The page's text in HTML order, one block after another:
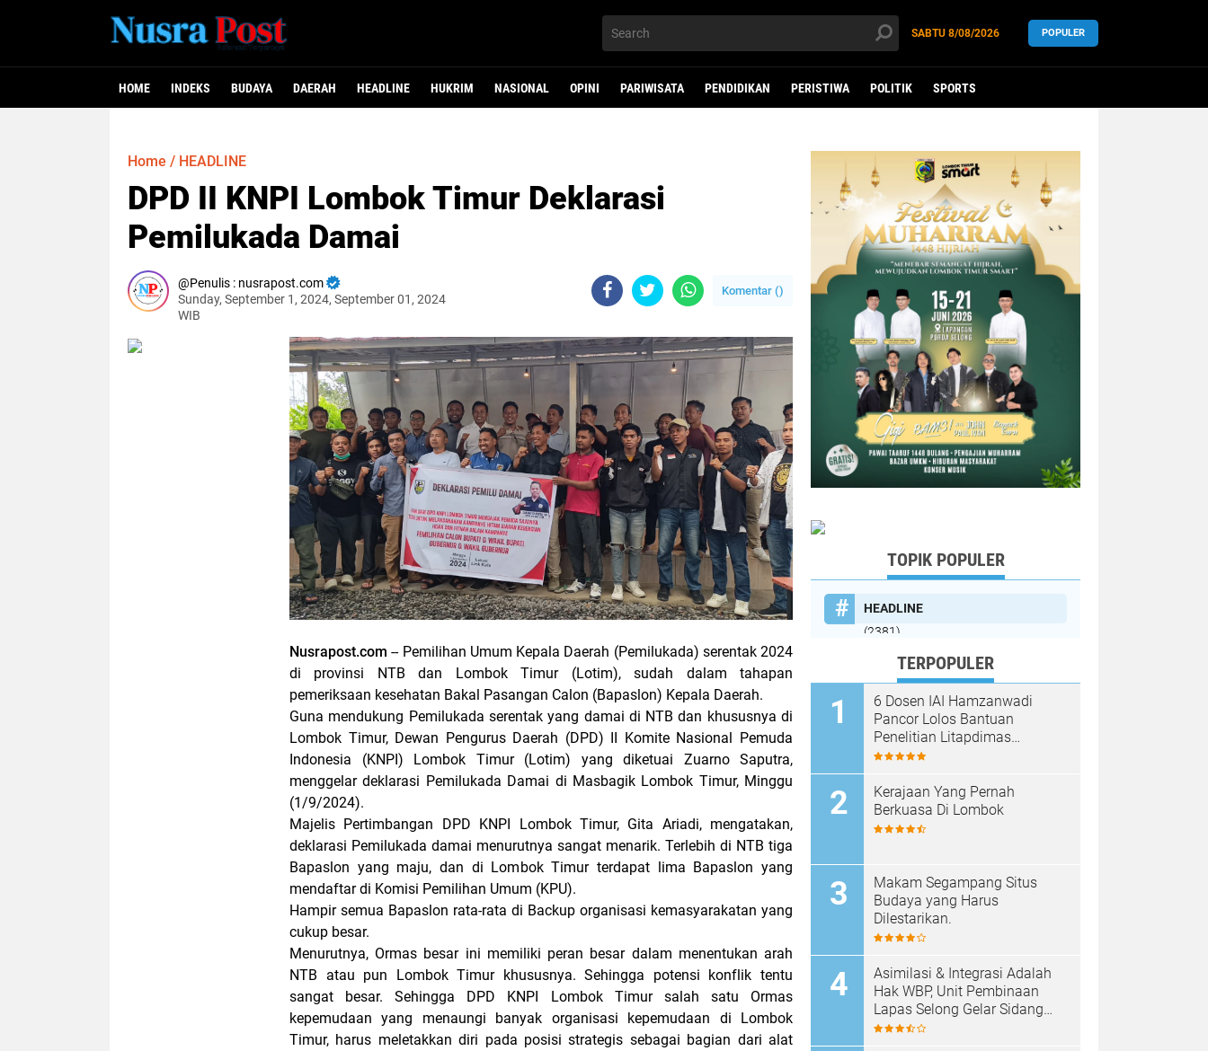
SABTU 8/08/2026 POPULER
HOME INDEKS BUDAYA DAERAH HEADLINE HUKRIM NASIONAL OPINI PARIWISATA PENDIDIKAN PERISTIWA POLITIK SPORTS
Home / HEADLINE
DPD II KNPI Lombok Timur Deklarasi
Pemilukada Damai
Penulis : nusrapost.com
Sunday, September 1, 2024, September 01, 2024
WIB
Komentar ()
Nusrapost.com -- Pemilihan Umum Kepala Daerah (Pemilukada) serentak 2024
di provinsi NTB dan Lombok Timur (Lotim), sudah dalam tahapan
pemeriksaan kesehatan Bakal Pasangan Calon (Bapaslon) Kepala Daerah.
Guna mendukung Pemilukada serentak yang damai di NTB dan khususnya di
Lombok Timur, Dewan Pengurus Daerah (DPD) II Komite Nasional Pemuda
Indonesia (KNPI) Lombok Timur (Lotim) yang diketuai Zuarno Saputra,
menggelar deklarasi Pemilukada Damai di Masbagik Lombok Timur, Minggu
(1/9/2024).
Majelis Pertimbangan DPD KNPI Lombok Timur, Gita Ariadi, mengatakan,
deklarasi Pemilukada damai menurutnya sangat menarik. Terlebih di NTB tiga
Bapaslon yang maju, dan di Lombok Timur terdapat lima Bapaslon yang
mendaftar di Komisi Pemilihan Umum (KPU).
Hampir semua Bapaslon rata-rata di Backup organisasi kemasyarakatan yang
cukup besar.
Menurutnya, Ormas besar ini memiliki peran besar dalam menentukan arah
NTB atau pun Lombok Timur khususnya. Sehingga potensi konflik tentu
sangat besar. Sehingga DPD KNPI Lombok Timur salah satu Ormas
kepemudaan yang menaungi banyak organisasi kepemudaan di Lombok
Timur, harus meletakkan diri pada posisi strategis sebagai bagian dari alat
TOPIK POPULER
HEADLINE
(2381)
TERPOPULER
6 Dosen IAI Hamzanwadi
Pancor Lolos Bantuan
Penelitian Litapdimas
Kemenag RI 2026
Kerajaan Yang Pernah
Berkuasa Di Lombok
Makam Segampang Situs
Budaya yang Harus
Dilestarikan.
Asimilasi & Integrasi Adalah
Hak WBP, Unit Pembinaan
Lapas Selong Gelar Sidang
TPP